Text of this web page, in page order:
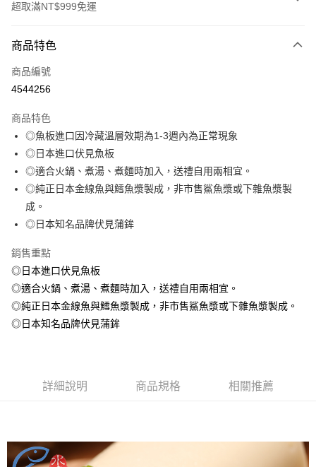
超取滿NT$999免運
信用卡一次付款
信用卡分期付款
合作金庫商業銀行
華南商業銀行
彰化商業銀行
上海商業儲蓄銀行
國泰世華商業銀行
兆豐國際商業銀行
臺灣中小企業銀行
台中商業銀行
匯豐（台灣）商業銀行
聯邦商業銀行
元大商業銀行
台新國際商業銀行
台灣樂天信用卡公司
6 期 0 利率 每期
華南商業銀行
上海商業儲蓄銀行
台北富邦商業銀行
國泰世華商業銀行
兆豐國際商業銀行
臺灣中小企業銀行
匯豐（台灣）商業銀行
元大商業銀行
玉山商業銀行
台灣樂天信用卡公司
LINE Pay
Apple Pay
悠遊付
ATM付款
貨到付款
運送方式
冷凍7-11取貨(快速到店，到貨後4天內需取貨)
每筆NT$150，滿NT$999(含以上)免運費
冷凍貨到付款
商品特色
商品編號
4544256
商品特色
◎魚板進口因冷藏溫層效期為1-3週內為正常現象
◎日本進口伏見魚板
◎適合火鍋、煮湯、煮麵時加入，送禮自用兩相宜。
◎純正日本金線魚與鱈魚漿製成，非市售鯊魚漿或下雜魚漿製
成。
◎日本知名品牌伏見蒲鉾
銷售重點
◎日本進口伏見魚板
◎適合火鍋、煮湯、煮麵時加入，送禮自用兩相宜。
◎純正日本金線魚與鱈魚漿製成，非市售鯊魚漿或下雜魚漿製成。
◎日本知名品牌伏見蒲鉾
詳細說明 商品規格 相關推薦